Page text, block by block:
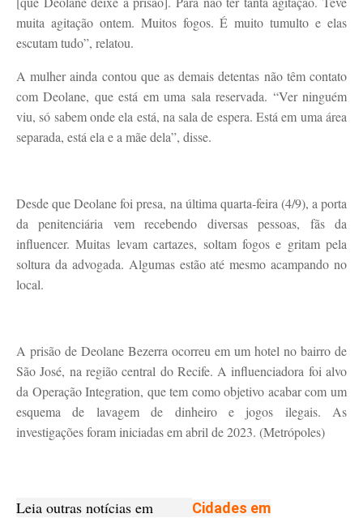
muita agitação ontem. Muitos fogos. É muito tumulto e elas
escutam tudo”, relatou.
A mulher ainda contou que as demais detentas não têm contato
com Deolane, que está em uma sala reservada. “Ver ninguém
viu, só sabem onde ela está, na sala de espera. Está em uma área
separada, está ela e a mãe dela”, disse.
Desde que Deolane foi presa, na última quarta-feira (4/9), a porta
da penitenciária vem recebendo diversas pessoas, fãs da
influencer. Muitas levam cartazes, soltam fogos e gritam pela
soltura da advogada. Algumas estão até mesmo acampando no
local.
A prisão de Deolane Bezerra ocorreu em um hotel no bairro de
São José, na região central do Recife. A influenciadora foi alvo
da Operação Integration, que tem como objetivo acabar com um
esquema de lavagem de dinheiro e jogos ilegais. As
investigações foram iniciadas em abril de 2023. (Metrópoles)
Leia outras notícias em
Cidades em